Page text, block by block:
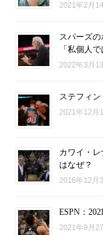
2021年2月
スパーズ
「私個人
2022年3月
ステフィ
2021年12月
カワイ・
はなぜ？
2016年12月
ESPN：
2021年9月